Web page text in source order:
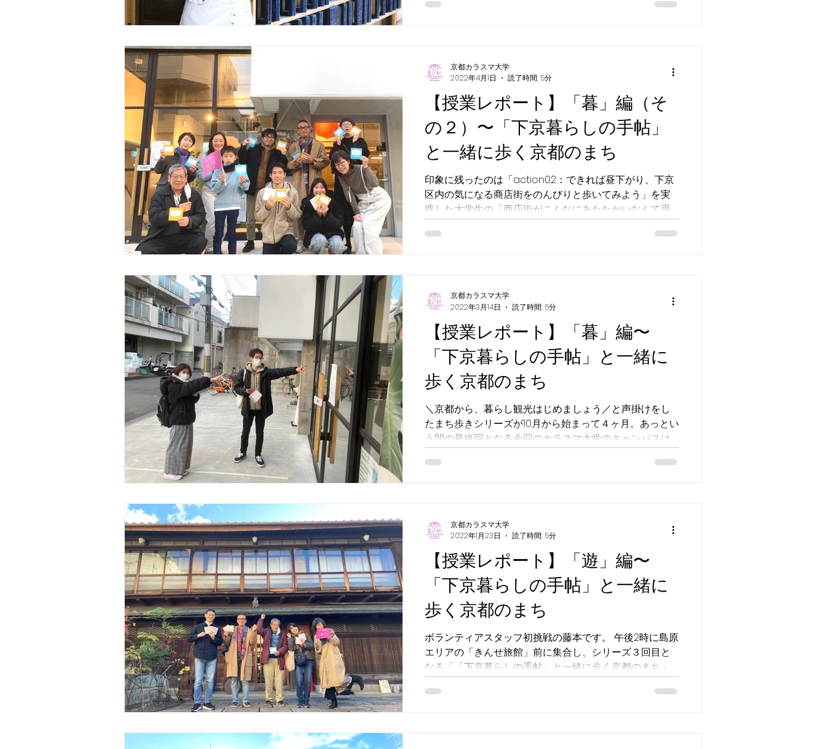
【授業レポート】「暮」編（そ
の２）〜「下京暮らしの手帖」
と一緒に歩く京都のまち
印象に残ったのは「action02：できれば昼下がり、下京
区内の気になる商店街をのんびりと歩いてみよう」を実
践した大学生の「商店街がこんなにあたたかいなんて思
いもよらなかった」という言葉でした。
京都カラスマ大学
2022年4月1日
読了時間: 5分
【授業レポート】「暮」編〜
「下京暮らしの手帖」と一緒に
歩く京都のまち
＼京都から、暮らし観光はじめましょう／と声掛けをし
たまち歩きシリーズが10月から始まって４ヶ月。あっとい
う間の最終回となる今回のカラスマ大学のキャンパスは
「暮」エリアです。
京都カラスマ大学
2022年3月14日
読了時間: 6分
【授業レポート】「遊」編〜
「下京暮らしの手帖」と一緒に
歩く京都のまち
ボランティアスタッフ初挑戦の藤本です。 午後2時に島原
エリアの「きんせ旅館」前に集合し、シリーズ３回目と
なる「「下京暮らしの手帖」と一緒に歩く京都のまち」
授業が始まりました。 今回は、「遊（ゆう）」と名付け
たエリアが教室となります。
京都カラスマ大学
2022年1月23日
読了時間: 5分